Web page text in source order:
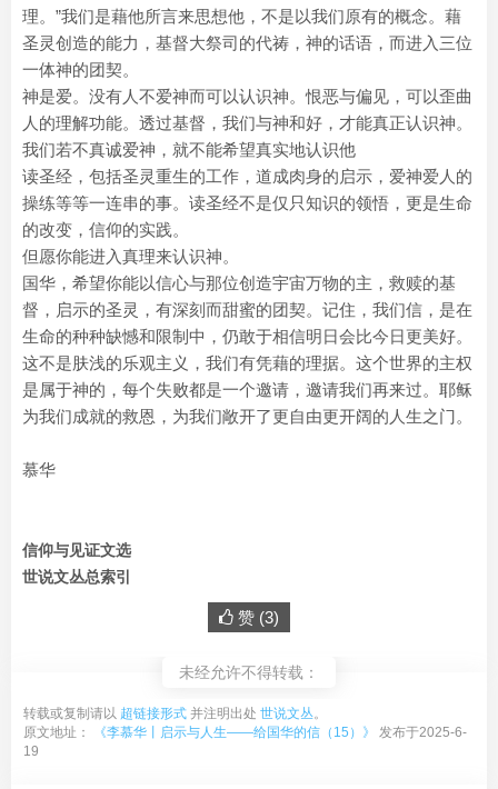
理。”我们是藉他所言来思想他，不是以我们原有的概念。藉
圣灵创造的能力，基督大祭司的代祷，神的话语，而进入三位
一体神的团契。
神是爱。没有人不爱神而可以认识神。恨恶与偏见，可以歪曲
人的理解功能。透过基督，我们与神和好，才能真正认识神。
我们若不真诚爱神，就不能希望真实地认识他
读圣经，包括圣灵重生的工作，道成肉身的启示，爱神爱人的
操练等等一连串的事。读圣经不是仅只知识的领悟，更是生命
的改变，信仰的实践。
但愿你能进入真理来认识神。
国华，希望你能以信心与那位创造宇宙万物的主，救赎的基
督，启示的圣灵，有深刻而甜蜜的团契。记住，我们信，是在
生命的种种缺憾和限制中，仍敢于相信明日会比今日更美好。
这不是肤浅的乐观主义，我们有凭藉的理据。这个世界的主权
是属于神的，每个失败都是一个邀请，邀请我们再来过。耶稣
为我们成就的救恩，为我们敞开了更自由更开阔的人生之门。
慕华
信仰与见证文选
世说文丛总索引
赞 (3)
未经允许不得转载：
转载或复制请以 超链接形式 并注明出处 世说文丛。
原文地址：
《李慕华丨启示与人生——给国华的信（15）》
发布于2025-6-
19